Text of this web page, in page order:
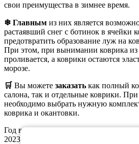
свои преимущества в зимнее время.
❄ Главным из них является
растаявший снег с ботинок в ячейки
предотвратить образование луж на
При этом, при вынимании коврика из
проливается, а коврики остаются
морозе.
🛒 Вы можете заказать как полный
салона, так и отдельные коврики.
необходимо выбрать нужную
коврика и окантовки.
Год выпуска а/м: 2016, 2017, 2018,
2023, 2024, 2025, 2026